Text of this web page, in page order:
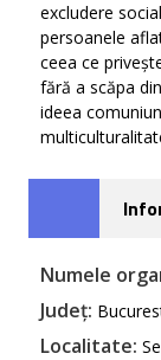
excludere
persoanele
ceea ce
fără a scăpa
ideea
Numele
Județ:
Localitate: